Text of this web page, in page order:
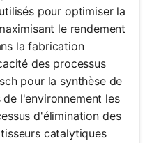
pour optimiser la
le rendement
la fabrication
des processus
pour la synthèse de
l'environnement les
d'élimination des
catalytiques